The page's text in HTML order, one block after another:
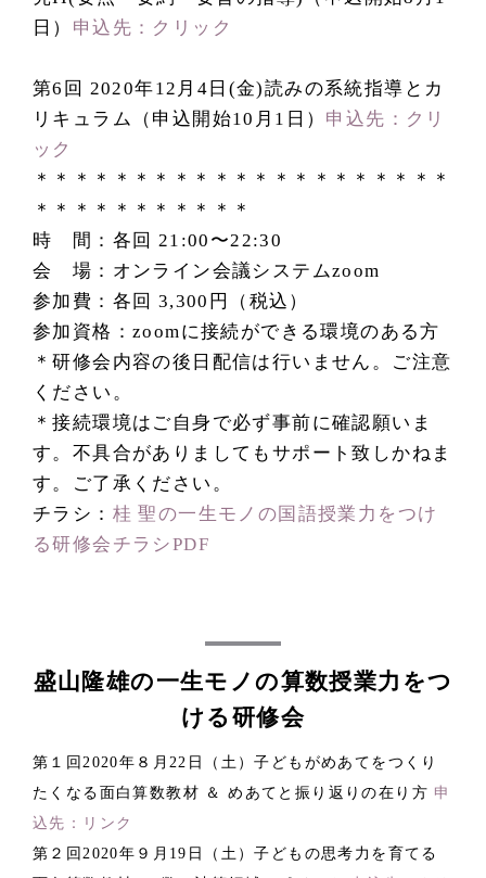
日） 申込先：クリック
第6回 2020年12月4日(金)読みの系統指導とカ
リキュラム（申込開始10月1日） 申込先：クリ
ック
＊＊＊＊＊＊＊＊＊＊＊＊＊＊＊＊＊＊＊＊＊
＊＊＊＊＊＊＊＊＊＊＊
時 間：各回 21:00〜22:30
会 場：オンライン会議システムzoom
参加費：各回 3,300円（税込）
参加資格：zoomに接続ができる環境のある方
＊研修会内容の後日配信は行いません。ご注意
ください。
＊接続環境はご自身で必ず事前に確認願いま
す。不具合がありましてもサポート致しかねま
す。ご了承ください。
チラシ： 桂 聖の一生モノの国語授業力をつけ
る研修会チラシPDF
盛山隆雄の一生モノの算数授業力をつ
ける研修会
第１回2020年８月22日（土）子どもがめあてをつくり
たくなる面白算数教材 ＆ めあてと振り返りの在り方 申
込先：リンク
第２回2020年９月19日（土）子どもの思考力を育てる